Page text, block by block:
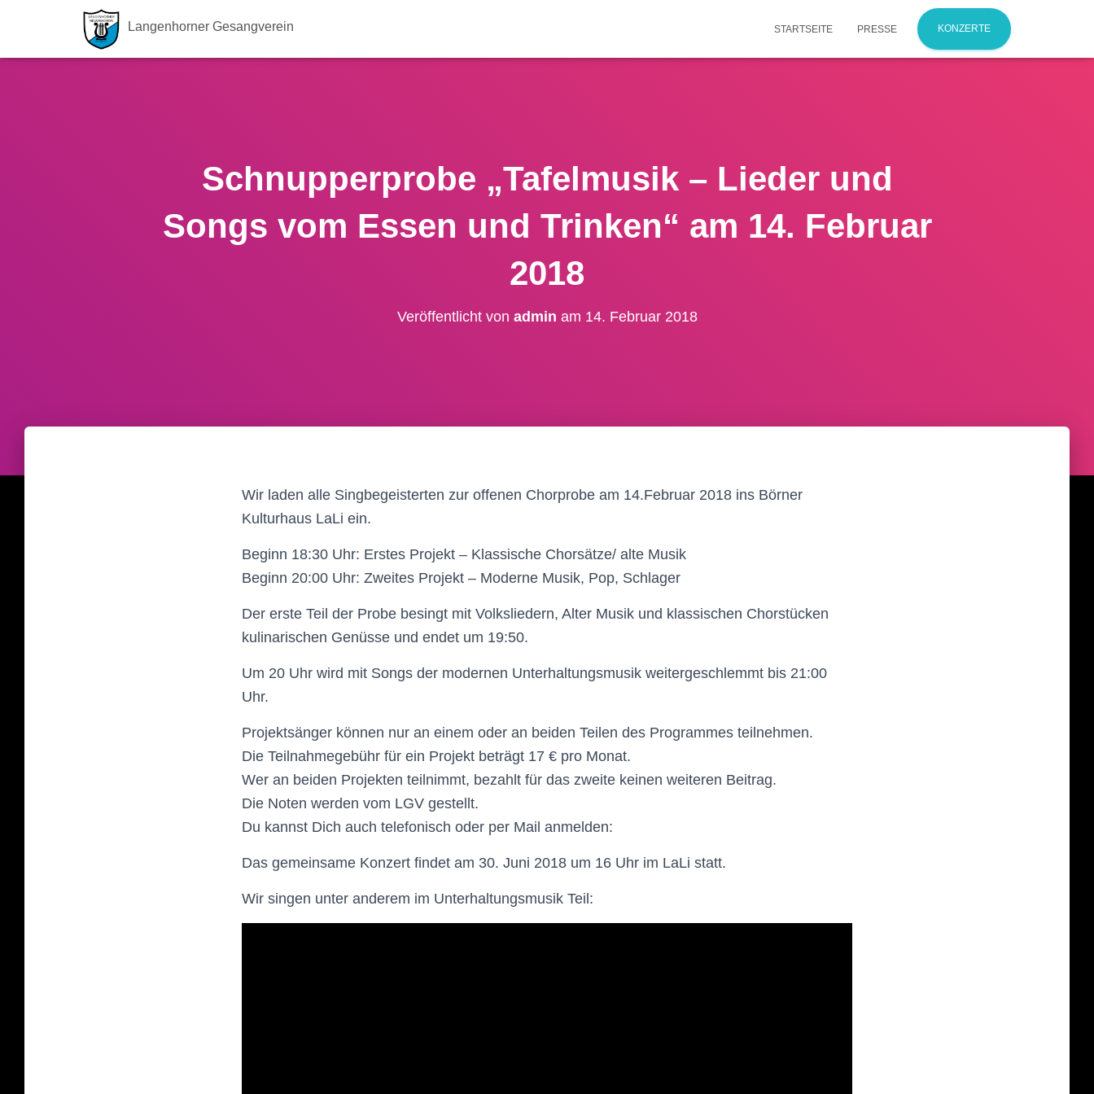
Langenhorner Gesangverein STARTSEITE PRESSE KONZERTE
Schnupperprobe „Tafelmusik – Lieder und
Songs vom Essen und Trinken“ am 14. Februar
2018
Veröffentlicht von admin am 14. Februar 2018
Wir laden alle Singbegeisterten zur offenen Chorprobe am 14.Februar 2018 ins Börner
Kulturhaus LaLi ein.
Beginn 18:30 Uhr: Erstes Projekt – Klassische Chorsätze/ alte Musik
Beginn 20:00 Uhr: Zweites Projekt – Moderne Musik, Pop, Schlager
Der erste Teil der Probe besingt mit Volksliedern, Alter Musik und klassischen Chorstücken
kulinarischen Genüsse und endet um 19:50.
Um 20 Uhr wird mit Songs der modernen Unterhaltungsmusik weitergeschlemmt bis 21:00
Uhr.
Projektsänger können nur an einem oder an beiden Teilen des Programmes teilnehmen.
Die Teilnahmegebühr für ein Projekt beträgt 17 € pro Monat.
Wer an beiden Projekten teilnimmt, bezahlt für das zweite keinen weiteren Beitrag.
Die Noten werden vom LGV gestellt.
Du kannst Dich auch telefonisch oder per Mail anmelden:
Das gemeinsame Konzert findet am 30. Juni 2018 um 16 Uhr im LaLi statt.
Wir singen unter anderem im Unterhaltungsmusik Teil: